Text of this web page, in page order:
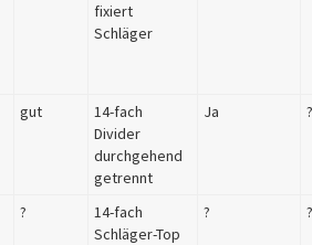
fixiert
Schläger
gut
14-fach
Divider
durchgehend
getrennt
Ja ?
?
14-fach
Schläger-Top
? ?